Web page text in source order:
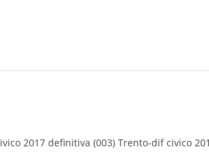
2017 definitiva (003) Trento-dif civico